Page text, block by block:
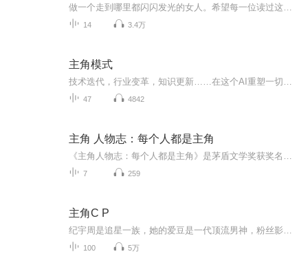
14 3.4万
主角模式
47 4842
主角 人物志：每个人都是主角
7 259
主角C P
100 5万